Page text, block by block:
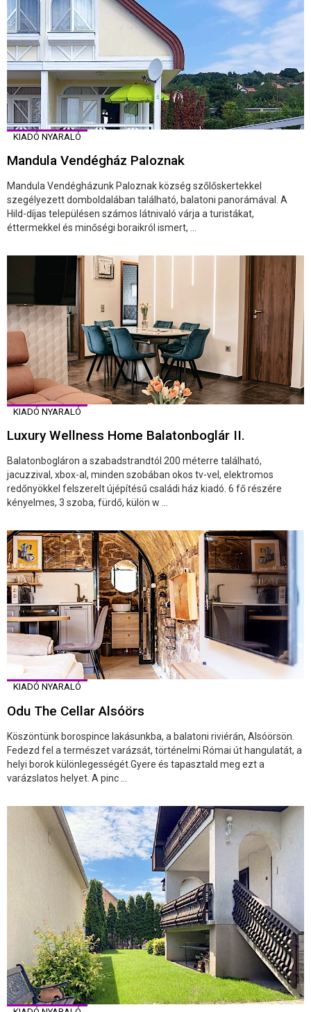
KIADÓ NYARALÓ
Mandula Vendégház Paloznak
Mandula Vendégházunk Paloznak község szőlőskertekkel
szegélyezett domboldalában található, balatoni panorámával. A
Hild-díjas településen számos látnivaló várja a turistákat,
éttermekkel és minőségi boraikról ismert, ...
KIADÓ NYARALÓ
Luxury Wellness Home Balatonboglár II.
Balatonbogláron a szabadstrandtól 200 méterre található,
jacuzzival, xbox-al, minden szobában okos tv-vel, elektromos
redőnyökkel felszerelt újépítésű családi ház kiadó. 6 fő részére
kényelmes, 3 szoba, fürdő, külön w ...
KIADÓ NYARALÓ
Odu The Cellar Alsóörs
Köszöntünk borospince lakásunkba, a balatoni riviérán, Alsóörsön.
Fedezd fel a természet varázsát, történelmi Római út hangulatát, a
helyi borok különlegességét.Gyere és tapasztald meg ezt a
varázslatos helyet. A pinc ...